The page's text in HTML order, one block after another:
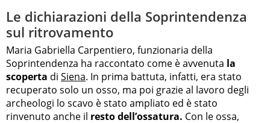
Le dichiarazioni della Soprintendenza
sul ritrovamento
Maria Gabriella Carpentiero, funzionaria della
Soprintendenza ha raccontato come è avvenuta la
scoperta di Siena. In prima battuta, infatti, era stato
recuperato solo un osso, ma poi grazie al lavoro degli
archeologi lo scavo è stato ampliato ed è stato
rinvenuto anche il resto dell’ossatura. Con le ossa,